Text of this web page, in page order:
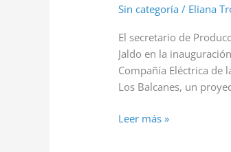
Sin categoría / Eliana
El secretario de
Jaldo en la
Compañía Eléctrica de
Los Balcanes, un
Leer más »